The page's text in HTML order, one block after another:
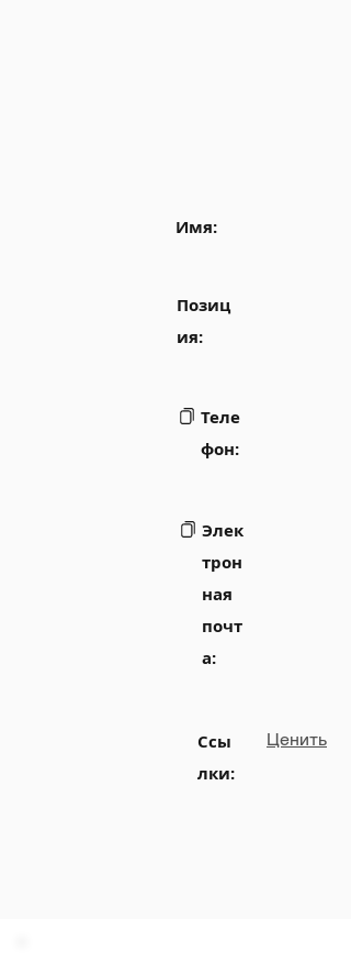
Имя:
Позиц
ия:
Теле
фон:
Элек
трон
ная
почт
а:
Ссы
лки:
Ценить